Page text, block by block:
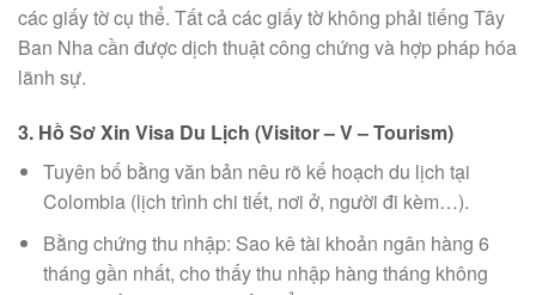
các giấy tờ cụ thể. Tất cả các giấy tờ không phải tiếng Tây
Ban Nha cần được dịch thuật công chứng và hợp pháp hóa
lãnh sự.
3. Hồ Sơ Xin Visa Du Lịch (Visitor – V – Tourism)
Tuyên bố bằng văn bản nêu rõ kế hoạch du lịch tại
Colombia (lịch trình chi tiết, nơi ở, người đi kèm…).
Bằng chứng thu nhập: Sao kê tài khoản ngân hàng 6
tháng gần nhất, cho thấy thu nhập hàng tháng không